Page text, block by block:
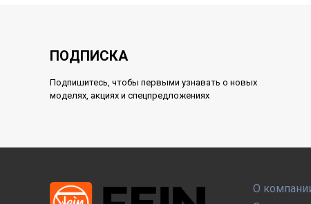
ПОДПИСКА
Подпишитесь, чтобы первыми узнавать о новых
моделях, акциях и спецпредложениях
О